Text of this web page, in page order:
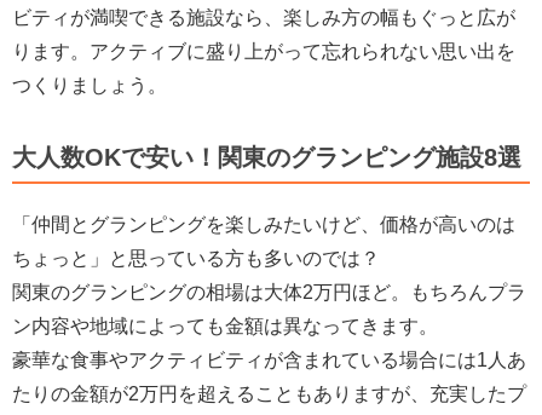
ビティが満喫できる施設なら、楽しみ方の幅もぐっと広が
ります。アクティブに盛り上がって忘れられない思い出を
つくりましょう。
大人数OKで安い！関東のグランピング施設8選
「仲間とグランピングを楽しみたいけど、価格が高いのは
ちょっと」と思っている方も多いのでは？
関東のグランピングの相場は大体2万円ほど。もちろんプラ
ン内容や地域によっても金額は異なってきます。
豪華な食事やアクティビティが含まれている場合には1人あ
たりの金額が2万円を超えることもありますが、充実したプ